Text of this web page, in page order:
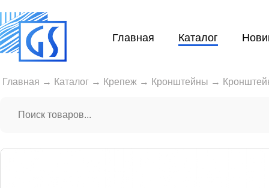
Главная Каталог
Главная → Каталог → Крепеж → Кронштейны →